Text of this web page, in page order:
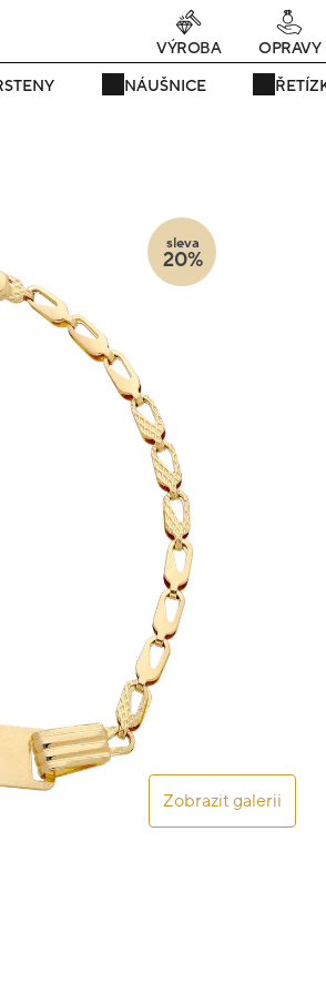
teď! - 20 % na vše! Kód: SRPEN20
NÁUŠNICE
VÝROBA OPRAVY
Zobrazit galerii
sleva
20%